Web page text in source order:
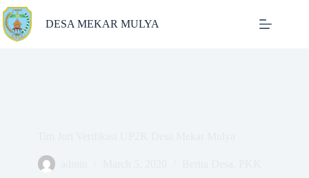
Skip
to
content
DESA MEKAR MULYA